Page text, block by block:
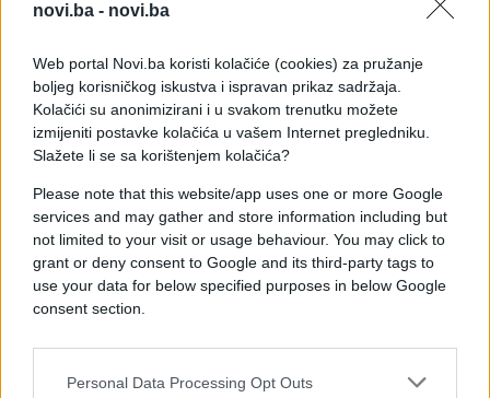
novi.ba - novi.ba
Web portal Novi.ba koristi kolačiće (cookies) za pružanje
boljeg korisničkog iskustva i ispravan prikaz sadržaja.
Kolačići su anonimizirani i u svakom trenutku možete
izmijeniti postavke kolačića u vašem Internet pregledniku.
Slažete li se sa korištenjem kolačića?
Please note that this website/app uses one or more Google
services and may gather and store information including but
not limited to your visit or usage behaviour. You may click to
grant or deny consent to Google and its third-party tags to
use your data for below specified purposes in below Google
consent section.
Personal Data Processing Opt Outs
17.11.16. 08:00
Talentovana studentica Senada hobi izrade
nakita pretvorila je u posao
Saznaj više